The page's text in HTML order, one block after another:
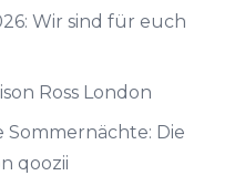
Wir sind für euch
Ross London
Die
qoozii